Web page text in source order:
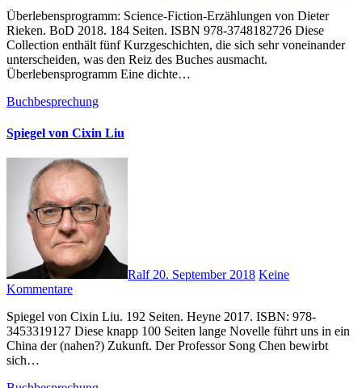
Überlebensprogramm: Science-Fiction-Erzählungen von Dieter
Rieken. BoD 2018. 184 Seiten. ISBN 978-3748182726 Diese
Collection enthält fünf Kurzgeschichten, die sich sehr voneinander
unterscheiden, was den Reiz des Buches ausmacht.
Überlebensprogramm Eine dichte…
Buchbesprechung
Spiegel von Cixin Liu
Ralf20. September 2018 Keine
Kommentare
Spiegel von Cixin Liu. 192 Seiten. Heyne 2017. ISBN: 978-
3453319127 Diese knapp 100 Seiten lange Novelle führt uns in ein
China der (nahen?) Zukunft. Der Professor Song Chen bewirbt
sich…